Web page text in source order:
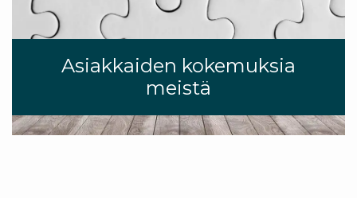
Asiakkaiden kokemuksia
meistä